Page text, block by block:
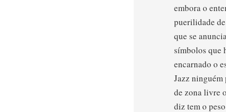
embora o
puerilidade
que se
símbolos que
encarnado o
Jazz ninguém
de zona livre
diz tem o